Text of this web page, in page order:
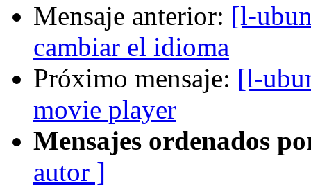
Mensaje anterior: [l-
cambiar el idioma
Próximo mensaje: [l-
movie player
Mensajes ordenados
autor ]